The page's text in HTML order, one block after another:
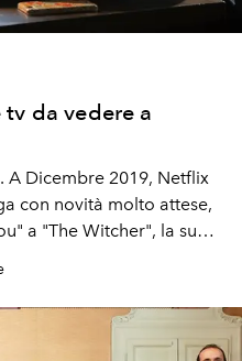
da vedere a
A Dicembre 2019, Netflix
con novità molto attese,
a "The Witcher", la sua
passando dagli ultimi
per il binge-watcher dal